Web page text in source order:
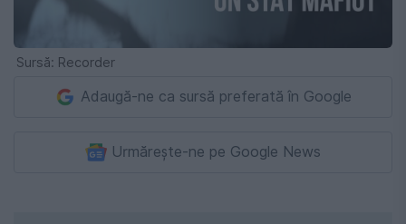
Sursă: Recorder
Adaugă-ne ca sursă preferată în Google
Urmărește-ne pe Google News